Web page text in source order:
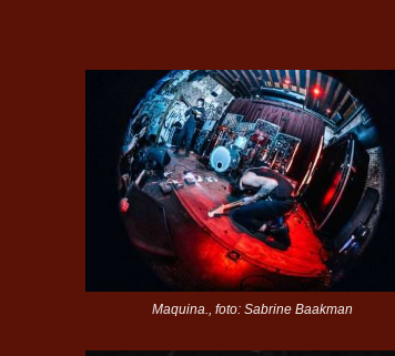
Maquina., foto: Sabrine Baakman